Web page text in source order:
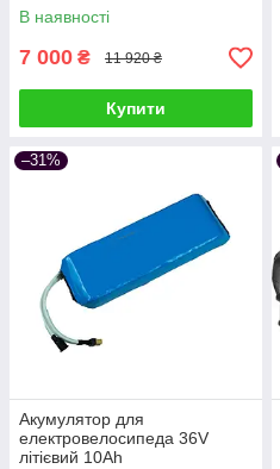
В наявності
7 000 ₴ 11 920 ₴
Купити
–31%
Акумулятор для
електровелосипеда 36V
літієвий 10Ah